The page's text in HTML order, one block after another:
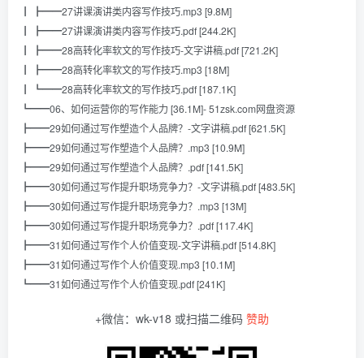
┃ ┣━━27讲课演讲类内容写作技巧.mp3 [9.8M]
┃ ┣━━27讲课演讲类内容写作技巧.pdf [244.2K]
┃ ┣━━28高转化率软文的写作技巧-文字讲稿.pdf [721.2K]
┃ ┣━━28高转化率软文的写作技巧.mp3 [18M]
┃ ┗━━28高转化率软文的写作技巧.pdf [187.1K]
┗━━06、如何运营你的写作能力 [36.1M]- 51zsk.com网盘资源
┣━━29如何通过写作塑造个人品牌？-文字讲稿.pdf [621.5K]
┣━━29如何通过写作塑造个人品牌？.mp3 [10.9M]
┣━━29如何通过写作塑造个人品牌？.pdf [141.5K]
┣━━30如何通过写作提升职场竞争力？-文字讲稿.pdf [483.5K]
┣━━30如何通过写作提升职场竞争力？.mp3 [13M]
┣━━30如何通过写作提升职场竞争力？.pdf [117.4K]
┣━━31如何通过写作个人价值变现-文字讲稿.pdf [514.8K]
┣━━31如何通过写作个人价值变现.mp3 [10.1M]
┗━━31如何通过写作个人价值变现.pdf [241K]
+微信：wk-v18 或扫描二维码 赞助